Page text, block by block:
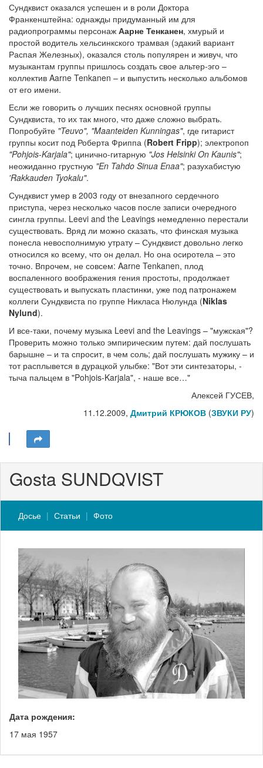
Сундквист оказался успешен и в роли Доктора
Франкенштейна: однажды придуманный им для
радиопрограммы персонаж Аарне Тенканен, хмурый и
простой водитель хельсинкского трамвая (эдакий вариант
Распая Железных), оказался столь популярен и живуч, что
музыкантам группы пришлось создать свое альтер-эго –
коллектив Aarne Tenkanen – и выпустить несколько альбомов
от его имени.
Если же говорить о лучших песнях основной группы
Сундквиста, то их так много, что даже сложно выбрать.
Попробуйте "Teuvo", "Maanteiden Kunningas", где гитарист
группы косит под Роберта Фриппа (Robert Fripp); электропоп
"Pohjois-Karjala"; цинично-гитарную "Jos Helsinki On Kaunis";
неожиданно грустную "En Tahdo Sinua Enaa"; разухабистую
'Rakkauden Tyokalu".
Сундквист умер в 2003 году от внезапного сердечного
приступа, через несколько часов после записи очередного
сингла группы. Leevi and the Leavings немедленно перестали
существовать. Вряд ли можно сказать, что финская музыка
понесла невосполнимую утрату – Сундквист довольно легко
относился ко всему, что он делал. Но она осиротела – это
точно. Впрочем, не совсем: Aarne Tenkanen, плод
воспаленного воображения гения простоты, продолжает
существовать и выпускать пластинки, уже под патронажем
коллеги Сундквиста по группе Никласа Нюлунда (Niklas
Nylund).
И все-таки, почему музыка Leevi and the Leavings – "мужская"?
Проверить можно только эмпирическим путем: дай послушать
барышне – и та спросит, в чем соль; дай послушать мужику – и
тот расплывется в дурацкой улыбке: "Вот эти синтезаторы, -
тыча пальцем в "Pohjois-Karjala", - наше все…"
Алексей ГУСЕВ,
11.12.2009, Дмитрий КРЮКОВ (ЗВУКИ РУ)
Gosta SUNDQVIST
Досье Статьи Фото
Дата рождения:
17 мая 1957